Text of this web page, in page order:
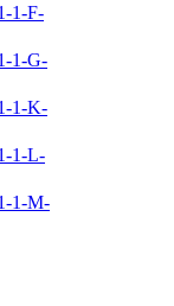
1-F-
1-G-
1-K-
1-L-
1-M-